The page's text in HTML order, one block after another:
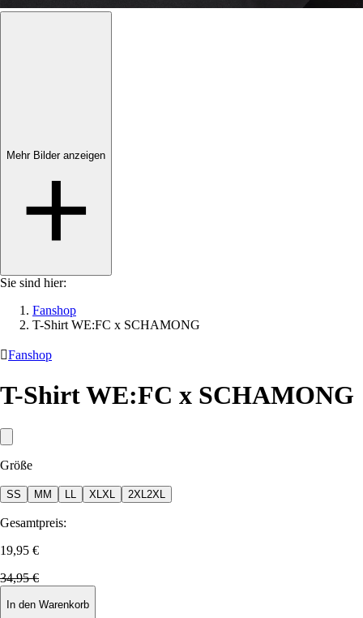
Mehr Bilder anzeigen
Sie sind hier:
Fanshop
T-Shirt WE:FC x SCHAMONG
Fanshop
T-Shirt WE:FC x SCHAMONG
Größe
SS M M XL XL 2XL 2XL
Gesamtpreis:
19,95 €
34,95 €
In den Warenkorb